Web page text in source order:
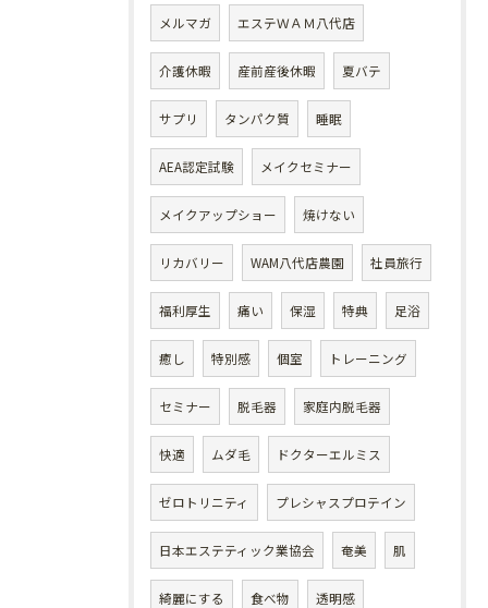
メルマガ エステＷＡＭ八代店
介護休暇 産前産後休暇 夏バテ
サプリ タンパク質 睡眠
AEA認定試験 メイクセミナー
メイクアップショー 焼けない
リカバリー WAM八代店農園 社員旅行
福利厚生 痛い 保湿 特典 足浴
癒し 特別感 個室 トレーニング
セミナー 脱毛器 家庭内脱毛器
快適 ムダ毛 ドクターエルミス
ゼロトリニティ プレシャスプロテイン
日本エステティック業協会 奄美 肌
綺麗にする 食べ物 透明感